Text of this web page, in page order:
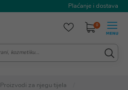
Plaćanje i dostava
0
Proizvodi za njegu tijela